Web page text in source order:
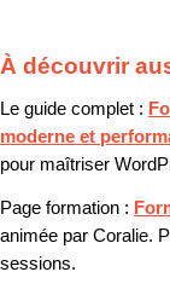
À découvrir
Le guide complet :
moderne et
pour maîtriser
Page formation :
animée par Coralie.
sessions.